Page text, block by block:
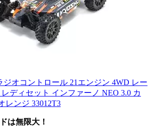
ジオコントロール 21エンジン 4WD レー
ディセット インファーノ NEO 3.0 カ
レンジ 33012T3
は無限大！